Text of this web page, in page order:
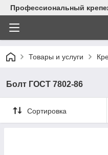
Профессиональный
Товары и услуги
Болт ГОСТ 7802-86
Сортировка